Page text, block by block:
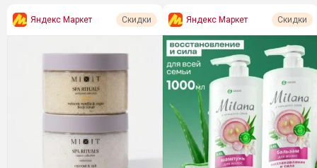
Яндекс Маркет Скидки Яндекс Маркет Скидки